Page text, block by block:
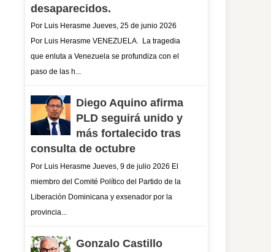
desaparecidos.
Por Luis Herasme Jueves, 25 de junio 2026
Por Luis Herasme VENEZUELA. La tragedia
que enluta a Venezuela se profundiza con el
paso de las h...
Diego Aquino afirma
PLD seguirá unido y
más fortalecido tras
consulta de octubre
Por Luis Herasme Jueves, 9 de julio 2026 El
miembro del Comité Político del Partido de la
Liberación Dominicana y exsenador por la
provincia...
Gonzalo Castillo